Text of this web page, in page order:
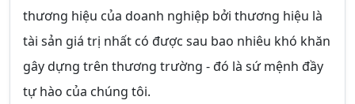
thương hiệu của doanh nghiệp bởi thương hiệu là
tài sản giá trị nhất có được sau bao nhiêu khó khăn
gây dựng trên thương trường - đó là sứ mệnh đầy
tự hào của chúng tôi.